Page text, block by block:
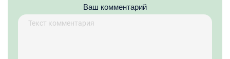
Ваш комментарий